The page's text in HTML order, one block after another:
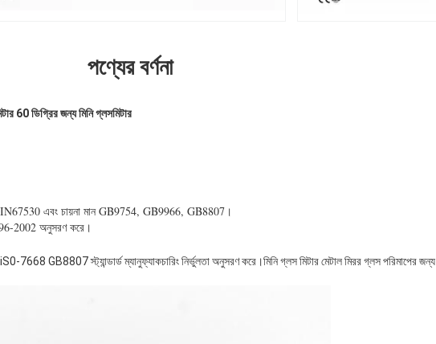
পণ্যের বর্ণনা
60 ডিগ্রির জন্য মিনি গ্লসমিটার
এবং চায়না মান GB9754, GB9966, GB8807।
2002 অনুসরণ করে।
GB8807 স্ট্যান্ডার্ড ম্যানুফ্যাকচারিং নির্ভুলতা অনুসরণ করে।মিনি গ্লস মিটার মেটাল মিরর গ্লস পরিমাপের জন্য